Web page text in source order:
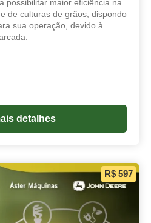
possibilitar maior eficiência na
de culturas de grãos, dispondo
sua operação, devido à
detalhes
R$ 597